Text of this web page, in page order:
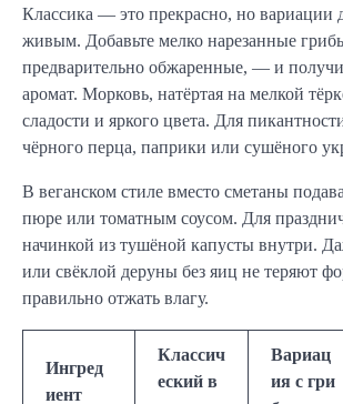
Классика — это прекрасно, но вариации
живым. Добавьте мелко нарезанные
предварительно обжаренные, — и
аромат. Морковь, натёртая на мелкой
сладости и яркого цвета. Для
чёрного перца, паприки или сушёного
В веганском стиле вместо сметаны
пюре или томатным соусом. Для
начинкой из тушёной капусты внутри.
или свёклой деруны без яиц не теряют
правильно отжать влагу.
Ингред
иент
Классич
еский в
Вариац
ия с гри